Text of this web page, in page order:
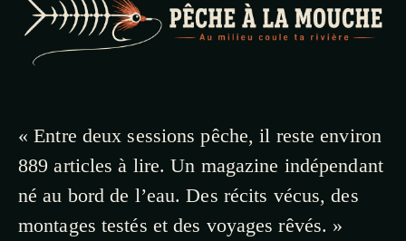
« Entre deux sessions pêche, il reste environ
889 articles à lire. Un magazine indépendant
né au bord de l’eau. Des récits vécus, des
montages testés et des voyages rêvés. »